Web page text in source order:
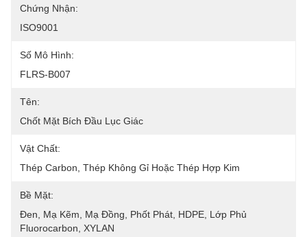
Chứng Nhận:
ISO9001
Số Mô Hình:
FLRS-B007
Tên:
Chốt Mặt Bích Đầu Lục Giác
Vật Chất:
Thép Carbon, Thép Không Gỉ Hoặc Thép Hợp Kim
Bề Mặt:
Đen, Mạ Kẽm, Mạ Đồng, Phốt Phát, HDPE, Lớp Phủ
Fluorocarbon, XYLAN